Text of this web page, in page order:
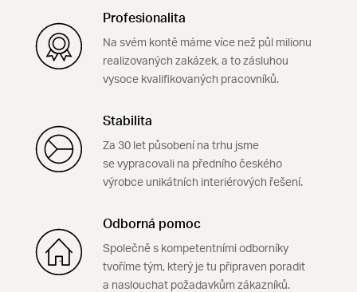
Profesionalita
Na svém kontě máme více než půl milionu
realizovaných zakázek, a to zásluhou
vysoce kvalifikovaných pracovníků.
Stabilita
Za 30 let působení na trhu jsme
se vypracovali na předního českého
výrobce unikátních interiérových řešení.
Odborná pomoc
Společně s kompetentními odborníky
tvoříme tým, který je tu připraven poradit
a naslouchat požadavkům zákazníků.